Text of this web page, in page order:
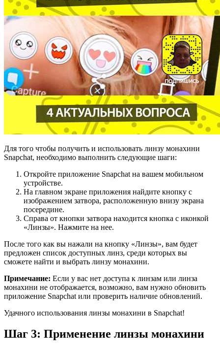
Для того чтобы получить и использовать линзу монахини
Snapchat, необходимо выполнить следующие шаги:
Откройте приложение Snapchat на вашем мобильном
устройстве.
На главном экране приложения найдите кнопку с
изображением затвора, расположенную внизу экрана
посередине.
Справа от кнопки затвора находится кнопка с иконкой
«Линзы». Нажмите на нее.
После того как вы нажали на кнопку «Линзы», вам будет
предложен список доступных линз, среди которых вы
сможете найти и выбрать линзу монахини.
Примечание: Если у вас нет доступа к линзам или линза
монахини не отображается, возможно, вам нужно обновить
приложение Snapchat или проверить наличие обновлений.
Удачного использования линзы монахини в Snapchat!
Шаг 3: Применение линзы монахини